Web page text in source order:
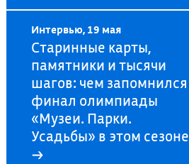
Интервью, 19 мая
Старинные карты,
памятники и тысячи
шагов: чем запомнился
финал олимпиады
«Музеи. Парки.
Усадьбы» в этом сезоне
→